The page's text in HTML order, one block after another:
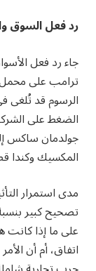
رد فعل السوق
جاء رد فعل
ترامب على محمل
الرسوم قد
الضغط على
جولدمان ساكس
المكسيك وكندا
مدى استمرار
تصحيح كبير
على ما إذا
اتفاق، أم أن